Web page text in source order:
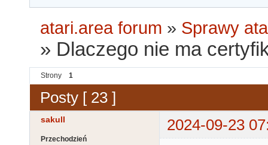
atari.area forum » Sprawy
» Dlaczego nie ma
Strony 1
Posty [ 23 ]
sakull 2024-09-23
Przechodzień